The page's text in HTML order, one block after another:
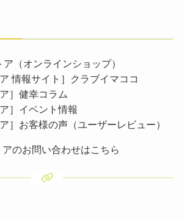
（オンラインショップ）
情報サイト］クラブイマココ
］健幸コラム
］イベント情報
］お客様の声（ユーザーレビュー）
のお問い合わせはこちら